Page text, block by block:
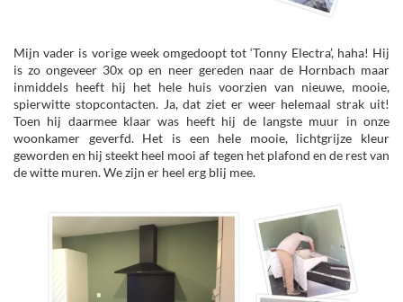
Mijn vader is vorige week omgedoopt tot ‘Tonny Electra’, haha! Hij
is zo ongeveer 30x op en neer gereden naar de Hornbach maar
inmiddels heeft hij het hele huis voorzien van nieuwe, mooie,
spierwitte stopcontacten. Ja, dat ziet er weer helemaal strak uit!
Toen hij daarmee klaar was heeft hij de langste muur in onze
woonkamer geverfd. Het is een hele mooie, lichtgrijze kleur
geworden en hij steekt heel mooi af tegen het plafond en de rest van
de witte muren. We zijn er heel erg blij mee.